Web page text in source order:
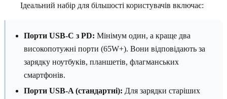
Ідеальний набір для більшості користувачів включає:
Порти USB-C з PD: Мінімум один, а краще два
високопотужні порти (65W+). Вони відповідають за
зарядку ноутбуків, планшетів, флагманських
смартфонів.
Порти USB-A (стандартні): Для зарядки старіших